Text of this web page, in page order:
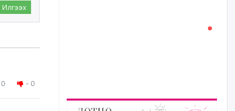
Илгээх
0 - 0
бүртгэлийг цуцалснаар бизнес
уржигдар